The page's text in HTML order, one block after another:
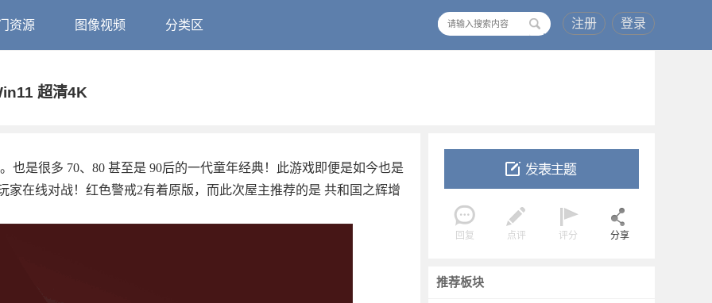
资源 图像视频 分类区 注册 登录
超清4K
回复 点评 评分 分享
推荐板块
也是很多 70、80 甚至是 90后的一代童年经典！此游戏即便是如今也是
在线对战！红色警戒2有着原版，而此次屋主推荐的是 共和国之辉增